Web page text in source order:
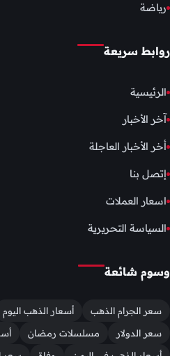
رياضة
روابط سريعة
الرئيسية
آخر الأخبار
أخر الأخبار العاجلة
إتصل بنا
اسعار العملات
السياسة التحريرية
وسوم شائعة
سعر الجرام الذهب أسعار الذهب اليوم
سعر الدولار
مسلسلات رمضان